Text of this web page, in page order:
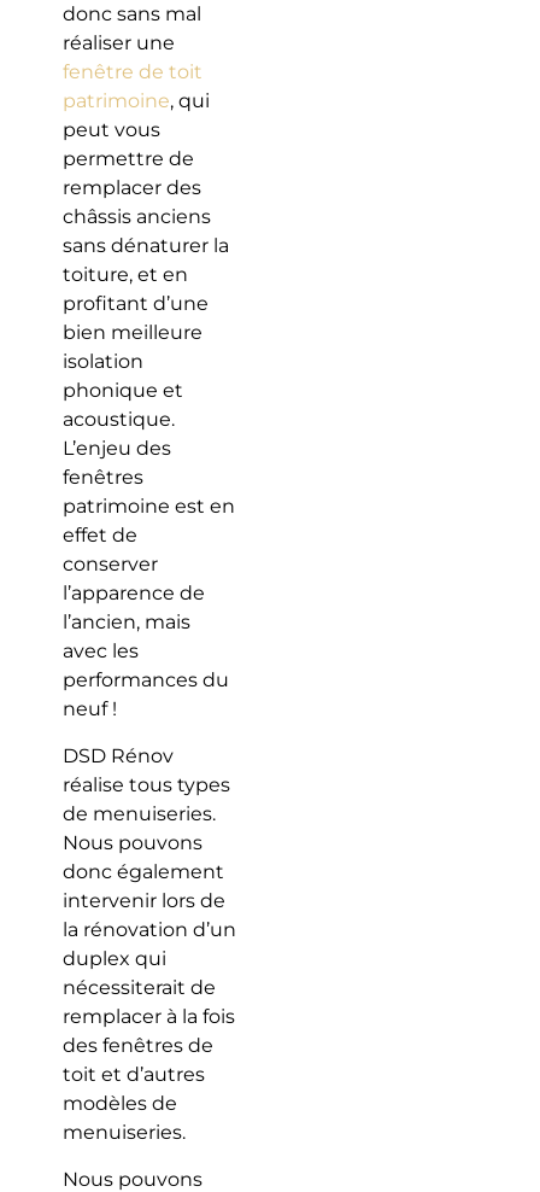
donc sans mal
réaliser une
fenêtre de toit
patrimoine, qui
peut vous
permettre de
remplacer des
châssis anciens
sans dénaturer la
toiture, et en
profitant d’une
bien meilleure
isolation
phonique et
acoustique.
L’enjeu des
fenêtres
patrimoine est en
effet de
conserver
l’apparence de
l’ancien, mais
avec les
performances du
neuf !
DSD Rénov
réalise tous types
de menuiseries.
Nous pouvons
donc également
intervenir lors de
la rénovation d’un
duplex qui
nécessiterait de
remplacer à la fois
des fenêtres de
toit et d’autres
modèles de
menuiseries.
Nous pouvons